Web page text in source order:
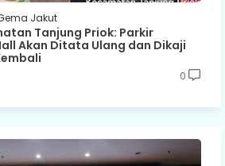
Jakut
Tanjung Priok: Parkir
Akan Ditata Ulang dan Dikaji
0